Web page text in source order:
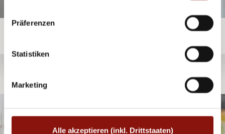
Präferenzen
Statistiken
Marketing
Alle akzeptieren (inkl. Drittstaaten)